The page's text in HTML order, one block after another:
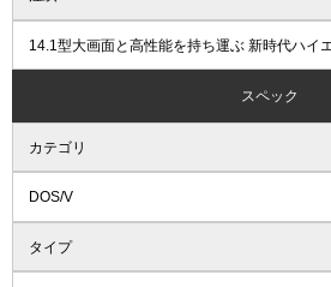
14.1型大画面と高性能を持ち運ぶ 新時代ハイ
スペック
カテゴリ
DOS/V
タイプ